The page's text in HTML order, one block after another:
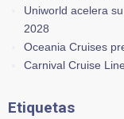
Uniworld acelera
2028
Oceania Cruises
Carnival Cruise
Etiquetas